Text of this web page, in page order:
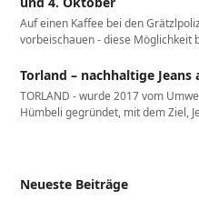
Auf einen Kaffee bei den
vorbeischauen - diese Möglichkeit
Torland – nachhaltige Jeans
TORLAND - wurde 2017 vom
Hümbeli gegründet, mit dem Ziel,
Neueste Beiträge